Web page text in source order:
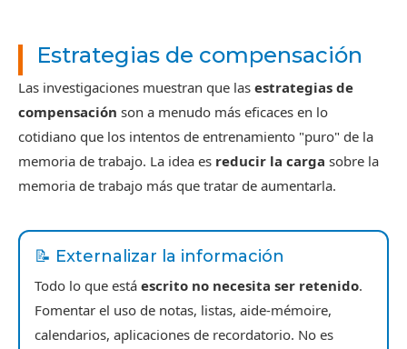
Estrategias de compensación
Las investigaciones muestran que las estrategias de
compensación son a menudo más eficaces en lo
cotidiano que los intentos de entrenamiento "puro" de la
memoria de trabajo. La idea es reducir la carga sobre la
memoria de trabajo más que tratar de aumentarla.
📝 Externalizar la información
Todo lo que está escrito no necesita ser retenido.
Fomentar el uso de notas, listas, aide-mémoire,
calendarios, aplicaciones de recordatorio. No es